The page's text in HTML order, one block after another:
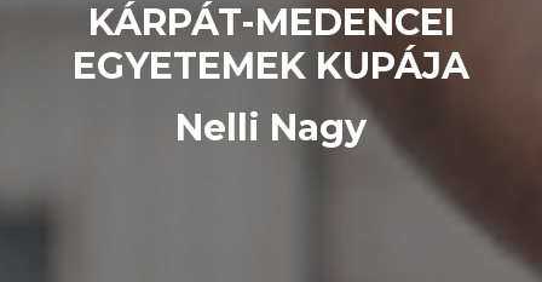
KÁRPÁT-MEDENCEI
EGYETEMEK KUPÁJA
Nelli Nagy